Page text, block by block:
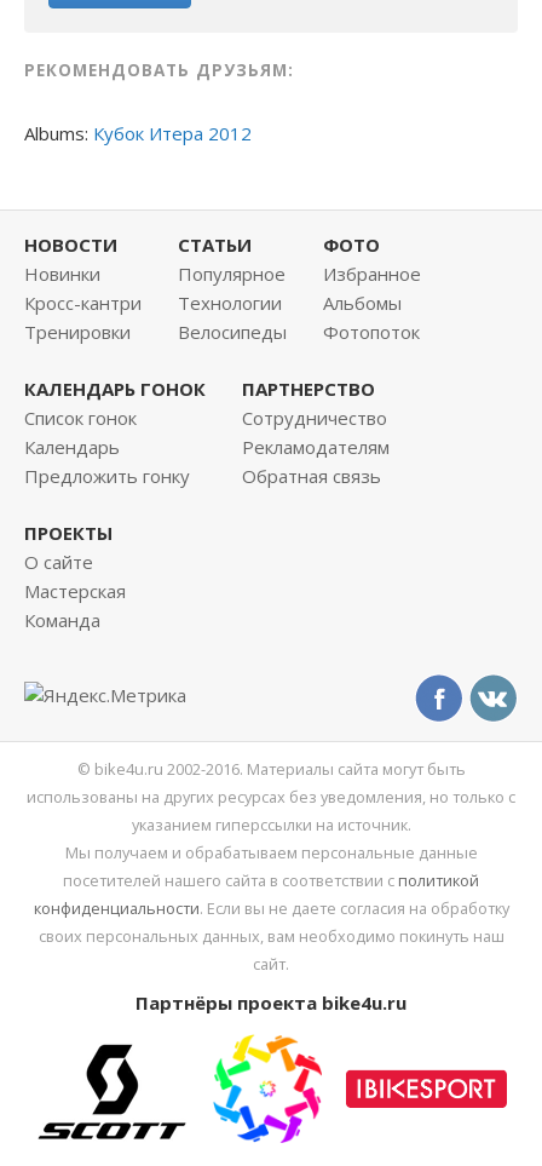
РЕКОМЕНДОВАТЬ ДРУЗЬЯМ:
Albums: Кубок Итера 2012
НОВОСТИ
Новинки
Кросс-кантри
Тренировки
СТАТЬИ
Популярное
Технологии
Велосипеды
ФОТО
Избранное
Альбомы
Фотопоток
КАЛЕНДАРЬ ГОНОК
Список гонок
Календарь
Предложить гонку
ПАРТНЕРСТВО
Сотрудничество
Рекламодателям
Обратная связь
ПРОЕКТЫ
О сайте
Мастерская
Команда
© bike4u.ru 2002-2016. Материалы сайта могут быть
использованы на других ресурсах без уведомления, но только с
указанием гиперссылки на источник.
Мы получаем и обрабатываем персональные данные
посетителей нашего сайта в соответствии с политикой
конфиденциальности. Если вы не даете согласия на обработку
своих персональных данных, вам необходимо покинуть наш
сайт.
Партнёры проекта bike4u.ru